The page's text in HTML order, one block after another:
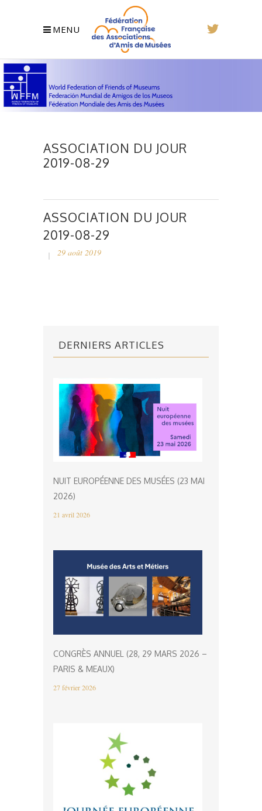
MENU
ASSOCIATION DU JOUR
2019-08-29
ASSOCIATION DU JOUR
2019-08-29
29 août 2019
DERNIERS ARTICLES
NUIT EUROPÉENNE DES MUSÉES (23 MAI
2026)
21 avril 2026
CONGRÈS ANNUEL (28, 29 MARS 2026 –
PARIS & MEAUX)
27 février 2026